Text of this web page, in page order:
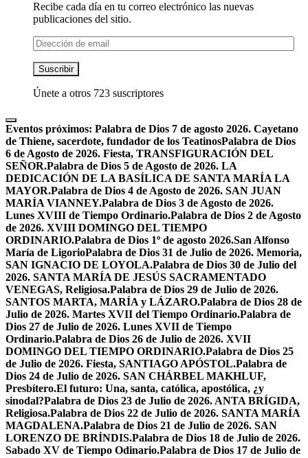
Recibe cada día en tu correo electrónico las nuevas
publicaciones del sitio.
Dirección
de
email
Suscribir
Únete a otros 723 suscriptores
Eventos próximos: Palabra de Dios 7 de agosto 2026. Cayetano
de Thiene, sacerdote, fundador de los TeatinosPalabra de Dios
6 de Agosto de 2026. Fiesta, TRANSFIGURACIÓN DEL
SEÑOR.Palabra de Dios 5 de Agosto de 2026. LA
DEDICACIÓN DE LA BASÍLICA DE SANTA MARÍA LA
MAYOR.Palabra de Dios 4 de Agosto de 2026. SAN JUAN
MARÍA VIANNEY.Palabra de Dios 3 de Agosto de 2026.
Lunes XVIII de Tiempo Ordinario.Palabra de Dios 2 de Agosto
de 2026. XVIII DOMINGO DEL TIEMPO
ORDINARIO.Palabra de Dios 1º de agosto 2026.San Alfonso
María de LigorioPalabra de Dios 31 de Julio de 2026. Memoria,
SAN IGNACIO DE LOYOLA.Palabra de Dios 30 de Julio del
2026. SANTA MARÍA DE JESÚS SACRAMENTADO
VENEGAS, Religiosa.Palabra de Dios 29 de Julio de 2026.
SANTOS MARTA, MARÍA y LÁZARO.Palabra de Dios 28 de
Julio de 2026. Martes XVII del Tiempo Ordinario.Palabra de
Dios 27 de Julio de 2026. Lunes XVII de Tiempo
Ordinario.Palabra de Dios 26 de Julio de 2026. XVII
DOMINGO DEL TIEMPO ORDINARIO.Palabra de Dios 25
de Julio de 2026. Fiesta, SANTIAGO APÓSTOL.Palabra de
Dios 24 de Julio de 2026. SAN CHÁRBEL MAKHLUF,
Presbítero.El futuro: Una, santa, católica, apostólica, ¿y
sinodal?Palabra de Dios 23 de Julio de 2026. ANTA BRÍGIDA,
Religiosa.Palabra de Dios 22 de Julio de 2026. SANTA MARÍA
MAGDALENA.Palabra de Dios 21 de Julio de 2026. SAN
LORENZO DE BRÍNDIS.Palabra de Dios 18 de Julio de 2026.
Sabado XV de Tiempo Odinario.Palabra de Dios 17 de Julio de